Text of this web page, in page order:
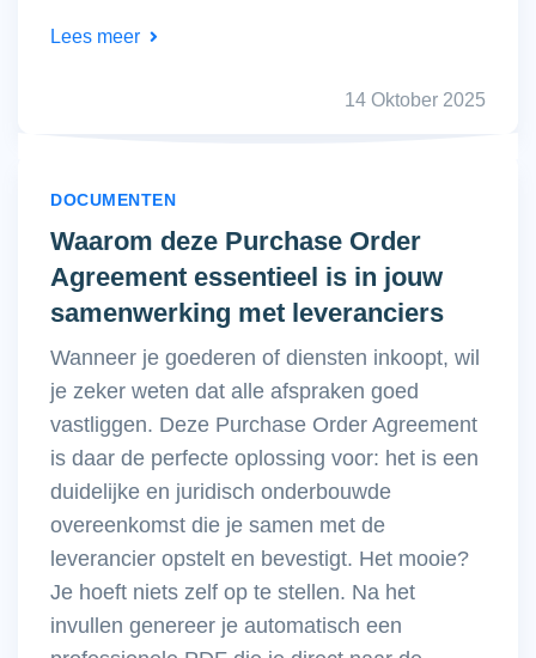
Lees meer
14 Oktober 2025
DOCUMENTEN
Waarom deze Purchase Order
Agreement essentieel is in jouw
samenwerking met leveranciers
Wanneer je goederen of diensten inkoopt, wil
je zeker weten dat alle afspraken goed
vastliggen. Deze Purchase Order Agreement
is daar de perfecte oplossing voor: het is een
duidelijke en juridisch onderbouwde
overeenkomst die je samen met de
leverancier opstelt en bevestigt. Het mooie?
Je hoeft niets zelf op te stellen. Na het
invullen genereer je automatisch een